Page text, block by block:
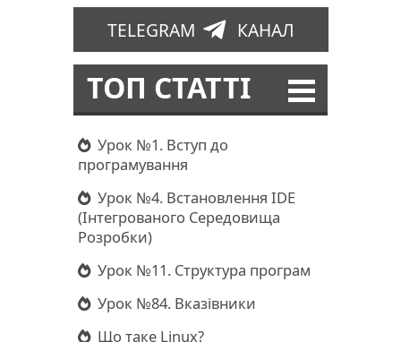
TELEGRAM КАНАЛ
ТОП СТАТТІ
Урок №1. Вступ до
програмування
Урок №4. Встановлення IDE
(Інтегрованого Середовища
Розробки)
Урок №11. Структура програм
Урок №84. Вказівники
Що таке Linux?